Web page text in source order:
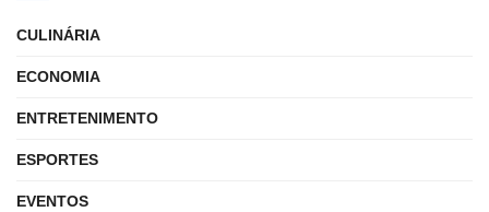
CULINÁRIA
ECONOMIA
ENTRETENIMENTO
ESPORTES
EVENTOS